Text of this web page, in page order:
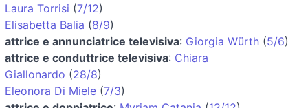
Laura Torrisi (7/12)
Elisabetta Balia (8/9)
attrice e annunciatrice televisiva: Giorgia Würth (5/6)
attrice e conduttrice televisiva: Chiara
Giallonardo (28/8)
Eleonora Di Miele (7/3)